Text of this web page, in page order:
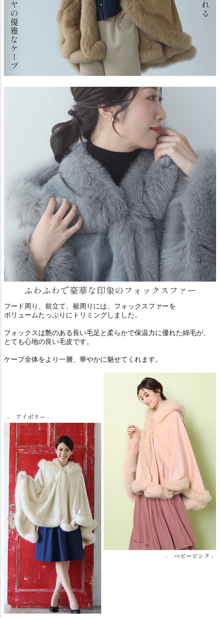
フード周り、前立て、裾周りには、フォックスファーを
ボリュームたっぷりにトリミングしました。
フォックスは艶のある長い毛足と柔らかで保温力に優れた綿毛が、
とても心地の良い毛皮です。
ケープ全体をより一層、華やかに魅せてくれます。